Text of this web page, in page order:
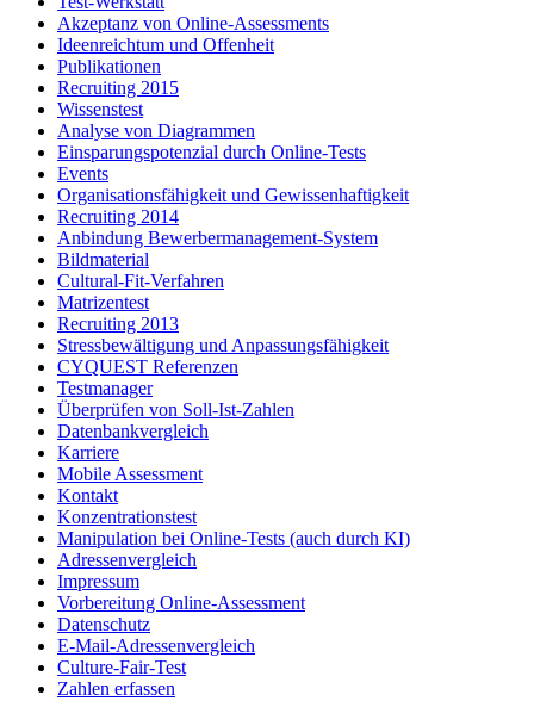
Akzeptanz von Online-Assessments
Ideenreichtum und Offenheit
Publikationen
Recruiting 2015
Wissenstest
Analyse von Diagrammen
Einsparungspotenzial durch Online-Tests
Events
Organisationsfähigkeit und Gewissenhaftigkeit
Recruiting 2014
Anbindung Bewerbermanagement-System
Bildmaterial
Cultural-Fit-Verfahren
Matrizentest
Recruiting 2013
Stressbewältigung und Anpassungsfähigkeit
CYQUEST Referenzen
Testmanager
Überprüfen von Soll-Ist-Zahlen
Datenbankvergleich
Karriere
Mobile Assessment
Kontakt
Konzentrationstest
Manipulation bei Online-Tests (auch durch KI)
Adressenvergleich
Impressum
Vorbereitung Online-Assessment
Datenschutz
E-Mail-Adressenvergleich
Culture-Fair-Test
Zahlen erfassen